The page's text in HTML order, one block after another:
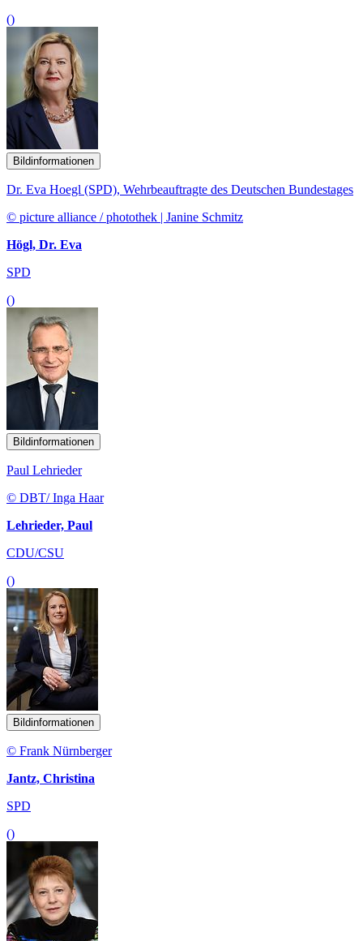
()
Bildinformationen
Dr. Eva Hoegl (SPD), Wehrbeauftragte des Deutschen Bundestages
© picture alliance / photothek | Janine Schmitz
Högl, Dr. Eva
SPD
()
Bildinformationen
Paul Lehrieder
© DBT/ Inga Haar
Lehrieder, Paul
CDU/CSU
()
Bildinformationen
© Frank Nürnberger
Jantz, Christina
SPD
()